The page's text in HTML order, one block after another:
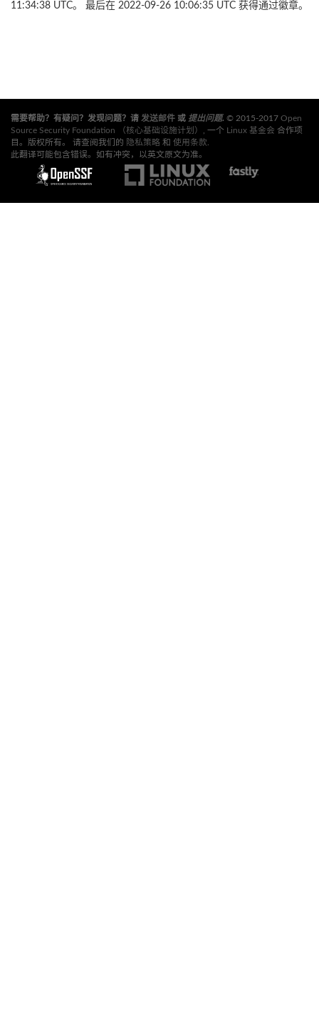
11:34:38 UTC。 最后在 2022-09-26 10:06:35 UTC 获得通过徽章。
需要帮助？有疑问？发现问题？请 发送邮件 或 提出问题. © 2015-2017 Open
Source Security Foundation （核心基础设施计划）
, 一个 Linux 基金会 合作项
目。版权所有。 请查阅我们的 隐私策略 和 使用条款
此翻译可能包含错误。如有冲突，以英文原文为准。